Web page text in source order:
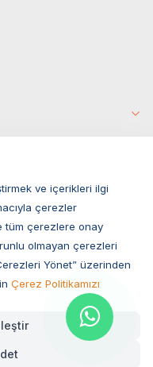
Sorular
ve içerikleri ilgi
çerezler
tüm çerezlere onay
olmayan çerezleri
Yönet” üzerinden
Çerez Politikamızı